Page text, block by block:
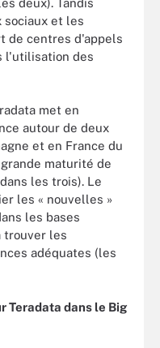
sociaux et les
de centres d'appels
l'utilisation des
met en
autour de deux
et en France du
maturité de
les trois). Le
les « nouvelles »
les bases
trouver les
adéquates (les
Teradata dans le Big